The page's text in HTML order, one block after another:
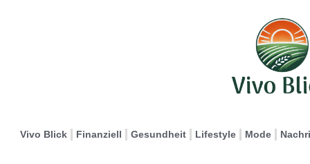
Vivo Blick Finanziell Gesundheit Lifestyle Mode